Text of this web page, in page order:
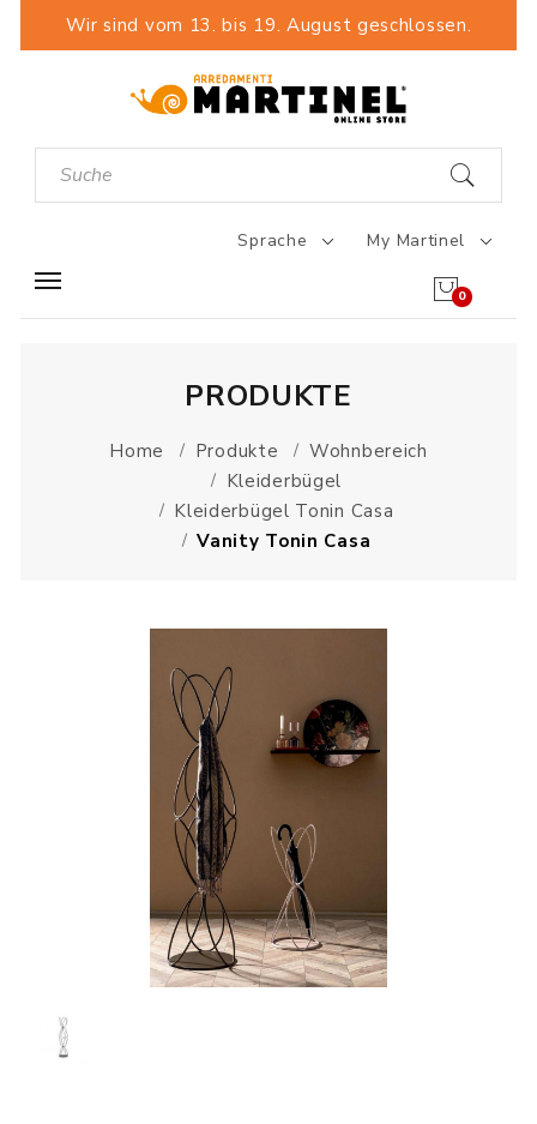
Wir sind vom 13. bis 19. August geschlossen.
Sprache My Martinel
0
PRODUKTE
Home Produkte
Wohnbereich
Kleiderbügel
Kleiderbügel Tonin Casa
Vanity Tonin Casa